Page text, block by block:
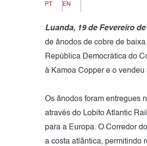
PT EN
Luanda, 19 de Fevereiro de
de ânodos de cobre de
República Democrática do
à Kamoa Copper e o
Os ânodos foram entregues
através do Lobito Atlantic
para a Europa. O Corredor
a costa atlântica, permitindo